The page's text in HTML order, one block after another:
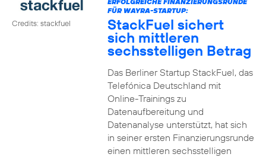
Credits: stackfuel
FÜR WAYRA-STARTUP:
StackFuel sichert
sich mittleren
sechsstelligen Betrag
Das Berliner Startup StackFuel, das
Telefónica Deutschland mit
Online-Trainings zu
Datenaufbereitung und
Datenanalyse unterstützt, hat sich
in seiner ersten Finanzierungsrunde
einen mittleren sechsstelligen